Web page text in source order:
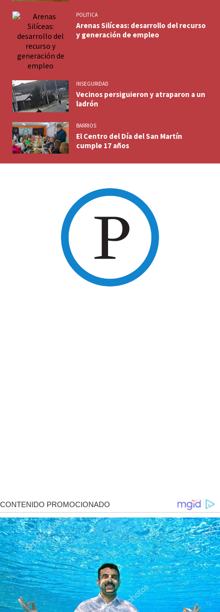
POLITICA
Arenas Silíceas: desarrollo del recurso
y generación de empleo
INSEGURIDAD
Vecinos persiguieron y atraparon a un
ladrón
BARRIOS
El Centro del Día del San Martín
cumple 17 años